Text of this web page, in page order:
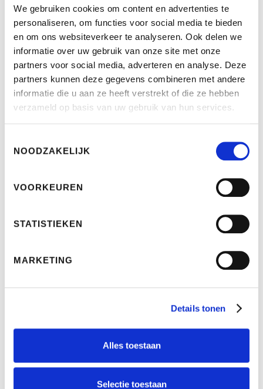
We gebruiken cookies om content en advertenties te
personaliseren, om functies voor social media te bieden
en om ons websiteverkeer te analyseren. Ook delen we
informatie over uw gebruik van onze site met onze
partners voor social media, adverteren en analyse. Deze
partners kunnen deze gegevens combineren met andere
informatie die u aan ze heeft verstrekt of die ze hebben
verzameld op basis van uw gebruik van hun services.
NOODZAKELIJK
VOORKEUREN
STATISTIEKEN
MARKETING
Details tonen
Alles toestaan
Selectie toestaan
Inloggen klantmap
DGA Financieel Adviseurs
Kranenburgweg 94
2583 EN Den Haag
Telefoon: 070 - 355 66 48
E-mail: info@dga.nl
DGA Financieel Adviseurs is geregistreerd bij de
vergunningnummer: 12002612.
Onze openingstijden zijn: maandag t/m vrijdag
Afspraken buiten kantooruren zijn uiteraard